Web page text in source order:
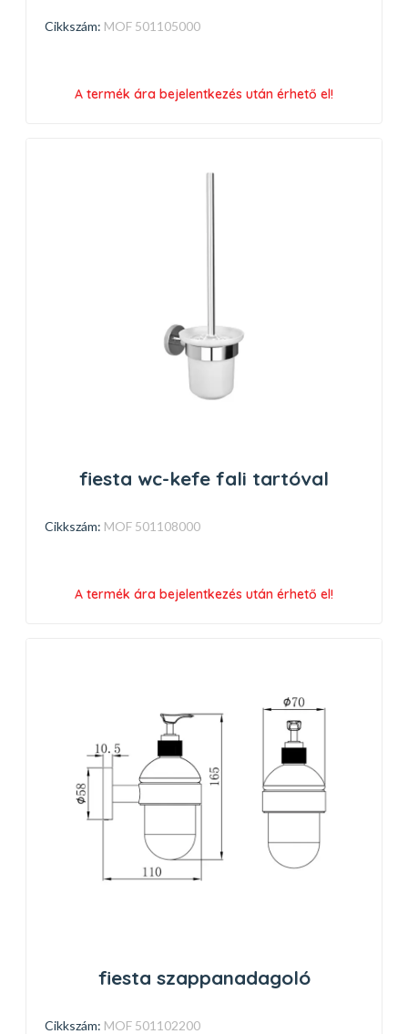
Cikkszám: MOF 501105000
A termék ára bejelentkezés után érhető el!
fiesta wc-kefe fali tartóval
Cikkszám: MOF 501108000
A termék ára bejelentkezés után érhető el!
fiesta szappanadagoló
Cikkszám: MOF 501102200